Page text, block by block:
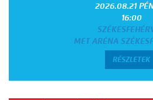
2026.08.21
16:00
MET ARÉNA
RÉSZLETEK